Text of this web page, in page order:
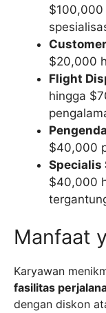
$100,000
$20,000
Flight
hingga
$40,000
Specialis
$40,000
Manfaat
Karyawan
fasilitas
dengan diskon